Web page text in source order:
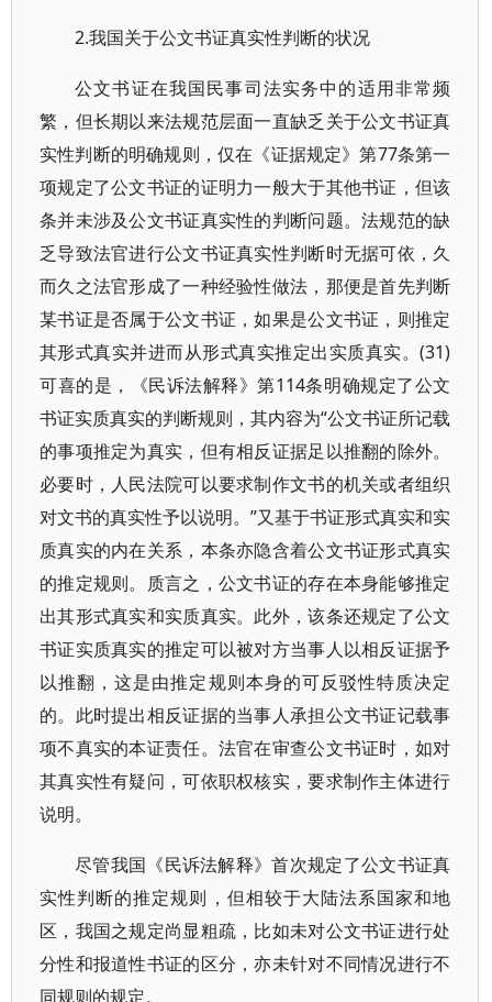
2.我国关于公文书证真实性判断的状况
公文书证在我国民事司法实务中的适用非常频
繁，但长期以来法规范层面一直缺乏关于公文书证真
实性判断的明确规则，仅在《证据规定》第77条第一
项规定了公文书证的证明力一般大于其他书证，但该
条并未涉及公文书证真实性的判断问题。法规范的缺
乏导致法官进行公文书证真实性判断时无据可依，久
而久之法官形成了一种经验性做法，那便是首先判断
某书证是否属于公文书证，如果是公文书证，则推定
其形式真实并进而从形式真实推定出实质真实。(31)
可喜的是，《民诉法解释》第114条明确规定了公文
书证实质真实的判断规则，其内容为“公文书证所记载
的事项推定为真实，但有相反证据足以推翻的除外。
必要时，人民法院可以要求制作文书的机关或者组织
对文书的真实性予以说明。”又基于书证形式真实和实
质真实的内在关系，本条亦隐含着公文书证形式真实
的推定规则。质言之，公文书证的存在本身能够推定
出其形式真实和实质真实。此外，该条还规定了公文
书证实质真实的推定可以被对方当事人以相反证据予
以推翻，这是由推定规则本身的可反驳性特质决定
的。此时提出相反证据的当事人承担公文书证记载事
项不真实的本证责任。法官在审查公文书证时，如对
其真实性有疑问，可依职权核实，要求制作主体进行
说明。
尽管我国《民诉法解释》首次规定了公文书证真
实性判断的推定规则，但相较于大陆法系国家和地
区，我国之规定尚显粗疏，比如未对公文书证进行处
分性和报道性书证的区分，亦未针对不同情况进行不
同规则的规定。